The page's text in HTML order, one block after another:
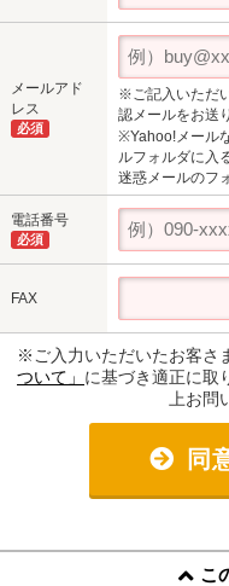
メールアド
レス
必須
※ご記入いただ
認メールをお送
※Yahoo!メール
ルフォルダに入
迷惑メールのフ
電話番号
必須
FAX
※ご入力いただいたお客さ
ついて」 に基づき適正に取
上お問
同
こ